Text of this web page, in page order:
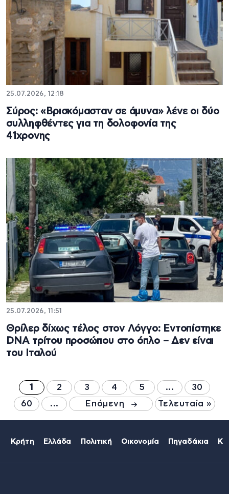
25.07.2026, 12:18
Σύρος: «Βρισκόμασταν σε άμυνα» λένε οι δύο
συλληφθέντες για τη δολοφονία της
41χρονης
25.07.2026, 11:51
Θρίλερ δίχως τέλος στον Λόγγο: Εντοπίστηκε
DNA τρίτου προσώπου στο όπλο – Δεν είναι
του Ιταλού
1 2 3 4 5 ...
30
60
... Επόμενη Τελευταία »
Κρήτη Ελλάδα Πολιτική Οικονομία Πηγαδάκια